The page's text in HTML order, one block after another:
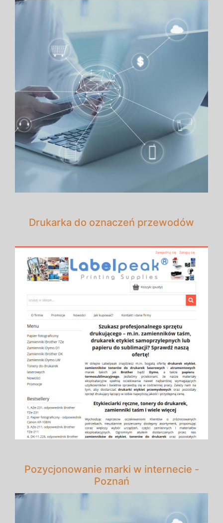
Drukarka do oznaczeń przewodów
Pozycjonowanie marki w internecie -
Poznań